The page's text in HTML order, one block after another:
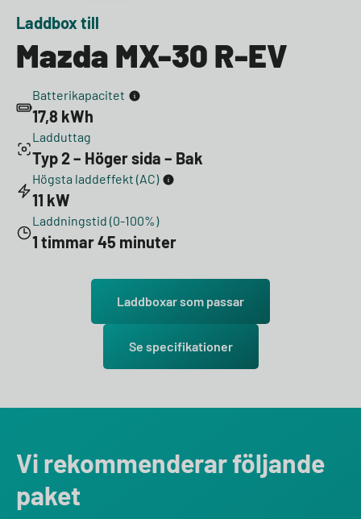
Laddbox till
Mazda MX-30 R-EV
Batterikapacitet
17,8 kWh
Ladduttag
Typ 2 – Höger sida – Bak
Högsta laddeffekt (AC)
11 kW
Laddningstid (0-100%)
1 timmar 45 minuter
Laddboxar som passar
Se specifikationer
Vi rekommenderar följande
paket